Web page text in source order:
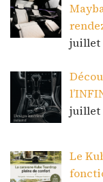
juillet
juillet
Le